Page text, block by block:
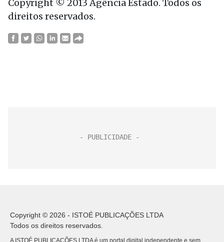
Copyright © 2013 Agência Estado. Todos os
direitos reservados.
Copyright © 2026 - ISTOÉ PUBLICAÇÕES LTDA
Todos os direitos reservados.
A ISTOÉ PUBLICAÇÕES LTDA é um portal digital independente e sem